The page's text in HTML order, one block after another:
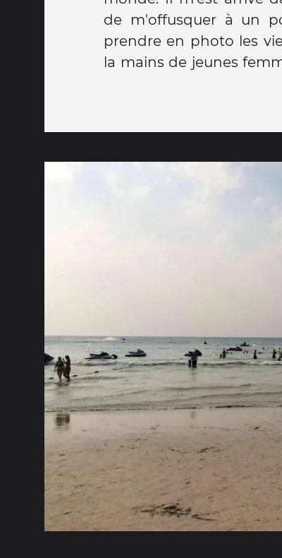
de m'offusquer à un
prendre en photo les
la mains de jeunes